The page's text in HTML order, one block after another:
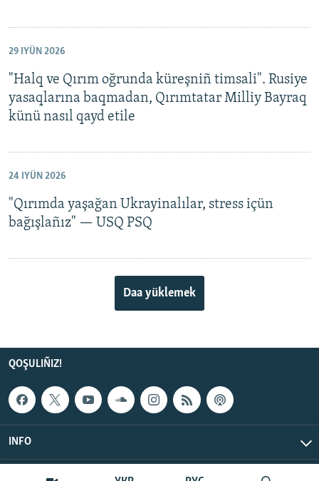
29 IYÜN 2026
"Halq ve Qırım oğrunda küreşniñ timsali". Rusiye
yasaqlarına baqmadan, Qırımtatar Milliy Bayraq
künü nasıl qayd etile
24 IYÜN 2026
"Qırımda yaşağan Ukrayinalılar, stress içün
bağışlañız" — USQ PSQ
Daa yüklemek
QOŞULIÑIZ!
INFO